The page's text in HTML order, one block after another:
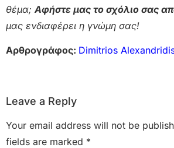
θέμα;Αφήστε μας το σχόλιο σας
μας ενδιαφέρει η γνώμη σας!
Αρθρογράφος: Dimitrios
Leave a Reply
Your email address will not be
fields are marked *